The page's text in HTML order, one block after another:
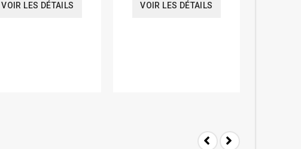
VOIR LES DÉTAILS VOIR LES DÉTAILS